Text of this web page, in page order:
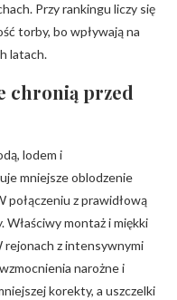
Przy rankingu liczy się
torby, bo wpływają na
latach.
chronią przed
lodem i
mniejsze oblodzenie
połączeniu z prawidłową
montaż i miękki
rejonach z intensywnymi
narożne i
korekty, a uszczelki